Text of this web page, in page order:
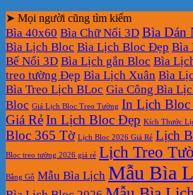
➤ Mọi người cũng tìm kiếm
Bìa 40x60 Bìa Chữ Nổi 3D Bìa Dán
Bìa Lịch Bloc Bìa Lịch Bloc Đẹp Bìa
Bế Nổi 3D Bìa Lịch gắn Bloc Bìa
treo tường Đẹp Bìa Lịch Xuân Bìa
Bìa Treo Lịch BLoc Gia Công Bìa
Bloc Giá Lịch Bloc Treo Tường In Lịch Bloc
Giá RẻIn Lịch Bloc Đẹp Kích Thước
Bloc 365 Tờ Lịch Bloc 2026 Giá Rẻ Lịch
Bloc treo tường 2026 giá rẻ Lịch Treo
Bằng Gỗ Mẫu Bìa Lịch Mẫu Bìa